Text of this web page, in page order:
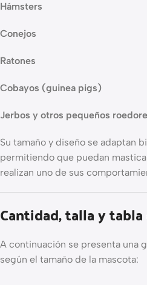
Hámsters
Conejos
Ratones
Cobayos (guinea pigs)
Jerbos y otros pequeños
Su tamaño y diseño se adaptan
permitiendo que puedan
realizan uno de sus
Cantidad, talla y
A continuación se presenta una
según el tamaño de la mascota: